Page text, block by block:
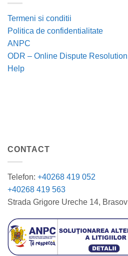
Termeni si conditii
Politica de confidentialitate
ANPC
ODR – Online Dispute Resolution
Help
CONTACT
Telefon: +40268 419 052
+40268 419 563
Strada Grigore Ureche 14, Brasov